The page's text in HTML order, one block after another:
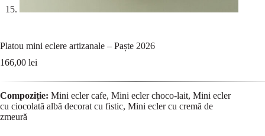
Platou mini eclere artizanale – Paște 2026
166,00 lei
Compoziție: Mini ecler cafe, Mini ecler choco-lait, Mini ecler
cu ciocolată albă decorat cu fistic, Mini ecler cu cremă de
zmeură